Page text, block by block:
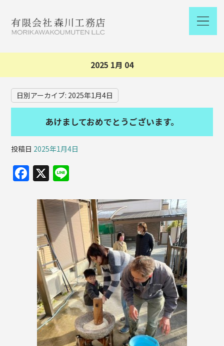
2025 1月 04
日別アーカイブ: 2025年1月4日
あけましておめでとうございます。
投稿日 2025年1月4日
F
a
c
e
b
o
o
k
X
e